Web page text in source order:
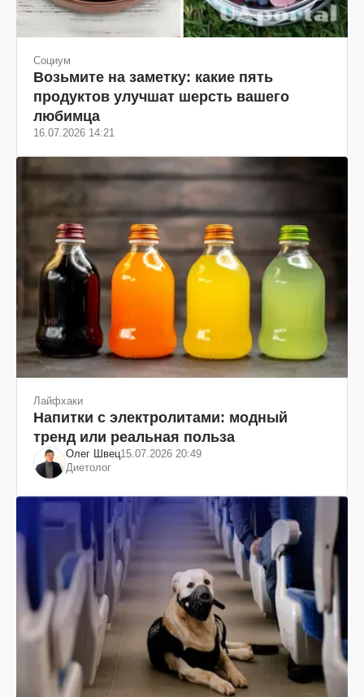
Социум
Возьмите на заметку: какие пять
продуктов улучшат шерсть вашего
любимца
16.07.2026 14:21
Лайфхаки
Напитки с электролитами: модный
тренд или реальная польза
Олег Швец15.07.2026 20:49
Диетолог